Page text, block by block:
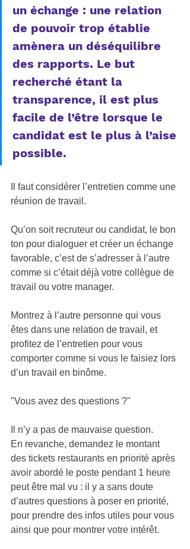
un échange : une relation
de pouvoir trop établie
amènera un déséquilibre
des rapports. Le but
recherché étant la
transparence, il est plus
facile de l’être lorsque le
candidat est le plus à l’aise
possible.
Il faut considérer l’entretien comme une
réunion de travail.
Qu’on soit recruteur ou candidat, le bon
ton pour dialoguer et créer un échange
favorable, c’est de s’adresser à l’autre
comme si c’était déjà votre collègue de
travail ou votre manager.
Montrez à l’autre personne qui vous
êtes dans une relation de travail, et
profitez de l’entretien pour vous
comporter comme si vous le faisiez lors
d’un travail en binôme.
"Vous avez des questions ?"
Il n’y a pas de mauvaise question.
En revanche, demandez le montant
des tickets restaurants en priorité après
avoir abordé le poste pendant 1 heure
peut être mal vu : il y a sans doute
d’autres questions à poser en priorité,
pour prendre des infos utiles pour vous
ainsi que pour montrer votre intérêt.